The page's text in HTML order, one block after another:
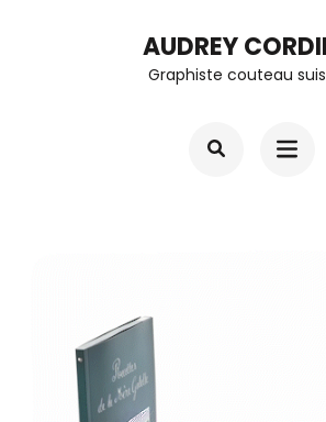
AUDREY
Graphiste couteau